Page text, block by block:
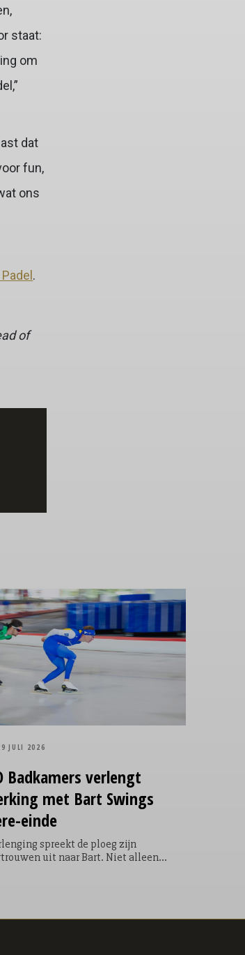
staat:
om
dat
fun,
ons
.
of
Badkamers verlengt
met Bart Swings
einde
spreekt de ploeg zijn
uit naar Bart. Niet alleen
van de ploeg van de
JULI 2026